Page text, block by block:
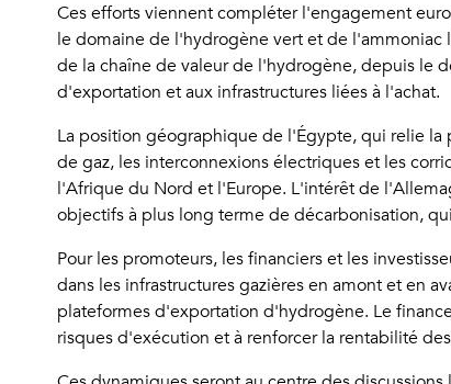
Ces efforts viennent compléter l'engagement
le domaine de l'hydrogène vert et de l'ammoniac
de la chaîne de valeur de l'hydrogène, depuis le
d'exportation et aux infrastructures liées à l'achat.
La position géographique de l'Égypte, qui relie
de gaz, les interconnexions électriques et les
l'Afrique du Nord et l'Europe. L'intérêt de
objectifs à plus long terme de décarbonisation,
Pour les promoteurs, les financiers et les
dans les infrastructures gazières en amont et en
plateformes d'exportation d'hydrogène. Le
risques d'exécution et à renforcer la rentabilité